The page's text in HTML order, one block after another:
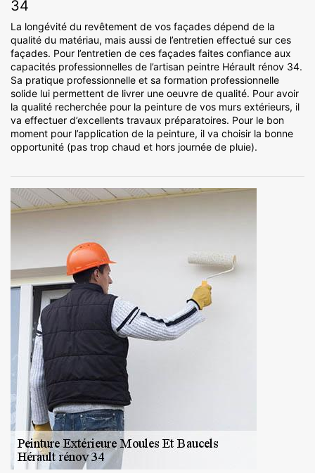
34
La longévité du revêtement de vos façades dépend de la
qualité du matériau, mais aussi de l’entretien effectué sur ces
façades. Pour l’entretien de ces façades faites confiance aux
capacités professionnelles de l’artisan peintre Hérault rénov 34.
Sa pratique professionnelle et sa formation professionnelle
solide lui permettent de livrer une oeuvre de qualité. Pour avoir
la qualité recherchée pour la peinture de vos murs extérieurs, il
va effectuer d’excellents travaux préparatoires. Pour le bon
moment pour l’application de la peinture, il va choisir la bonne
opportunité (pas trop chaud et hors journée de pluie).